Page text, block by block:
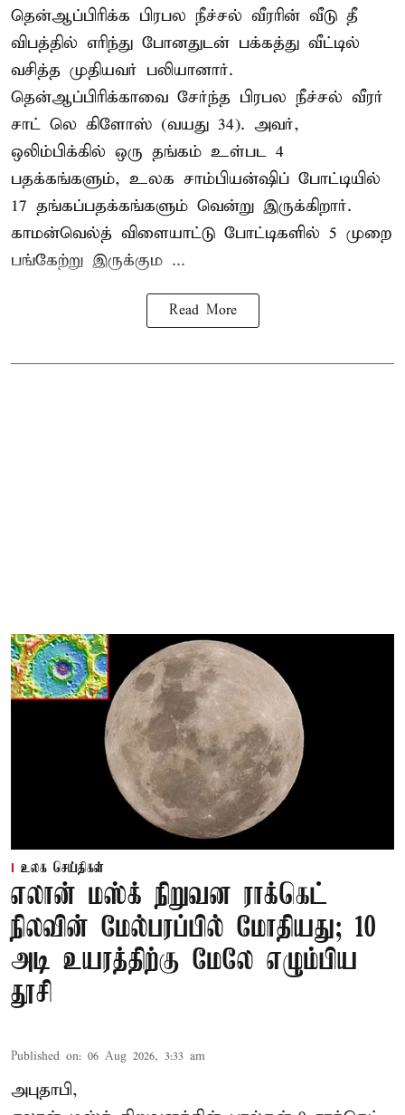
தென்ஆப்பிரிக்க பிரபல நீச்சல் வீரரின் வீடு தீ
விபத்தில் எரிந்து போனதுடன் பக்கத்து வீட்டில்
வசித்த முதியவர் பலியானார்.
தென்ஆப்பிரிக்காவை சேர்ந்த பிரபல நீச்சல் வீரர்
சாட் லெ கிளோஸ் (வயது 34). அவர்,
ஒலிம்பிக்கில் ஒரு தங்கம் உள்பட 4
பதக்கங்களும், உலக சாம்பியன்ஷிப் போட்டியில்
17 தங்கப்பதக்கங்களும் வென்று இருக்கிறார்.
காமன்வெல்த் விளையாட்டு போட்டிகளில் 5 முறை
பங்கேற்று இருக்கும ...
Read More
உலக செய்திகள்
எலான் மஸ்க் நிறுவன ராக்கெட்
நிலவின் மேல்பரப்பில் மோதியது; 10
அடி உயரத்திற்கு மேலே எழும்பிய
தூசி
Published on: 06 Aug 2026, 3:33 am
அபுதாபி,